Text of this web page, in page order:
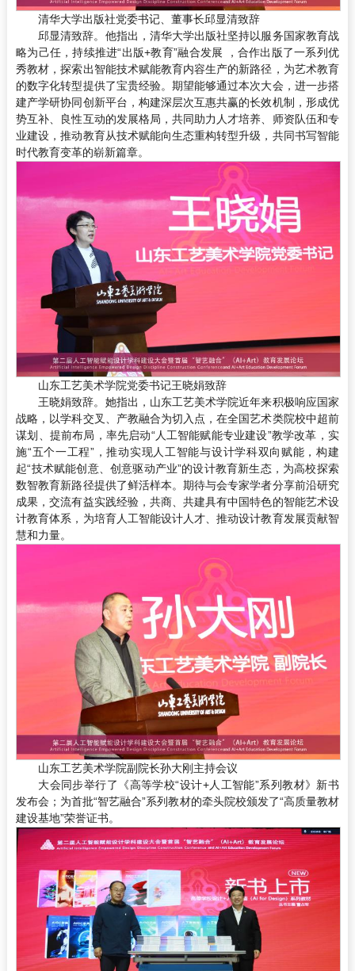
清华大学出版社党委书记、董事长邱显清致辞
邱显清致辞。他指出，清华大学出版社坚持以服务国家教育战
略为己任，持续推进“出版+教育”融合发展 ，合作出版了一系列优
秀教材，探索出智能技术赋能教育内容生产的新路径，为艺术教育
的数字化转型提供了宝贵经验。期望能够通过本次大会，进一步搭
建产学研协同创新平台，构建深层次互惠共赢的长效机制，形成优
势互补、良性互动的发展格局，共同助力人才培养、师资队伍和专
业建设，推动教育从技术赋能向生态重构转型升级，共同书写智能
时代教育变革的崭新篇章。
山东工艺美术学院党委书记王晓娟致辞
王晓娟致辞。她指出，山东工艺美术学院近年来积极响应国家
战略，以学科交叉、产教融合为切入点，在全国艺术类院校中超前
谋划、提前布局，率先启动“人工智能赋能专业建设”教学改革，实
施“五个一工程”，推动实现人工智能与设计学科双向赋能，构建
起“技术赋能创意、创意驱动产业”的设计教育新生态，为高校探索
数智教育新路径提供了鲜活样本。期待与会专家学者分享前沿研究
成果，交流有益实践经验，共商、共建具有中国特色的智能艺术设
计教育体系，为培育人工智能设计人才、推动设计教育发展贡献智
慧和力量。
山东工艺美术学院副院长孙大刚主持会议
大会同步举行了《高等学校“设计+人工智能”系列教材》新书
发布会；为首批“智艺融合”系列教材的牵头院校颁发了“高质量教材
建设基地”荣誉证书。